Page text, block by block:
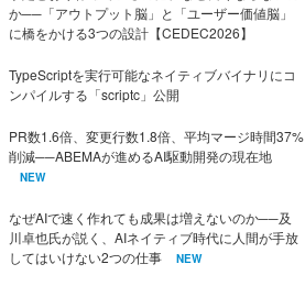
か──「アウトプット脳」と「ユーザー価値脳」
に橋をかける3つの設計【CEDEC2026】
TypeScriptを実行可能なネイティブバイナリにコ
ンパイルする「scriptc」公開
PR数1.6倍、変更行数1.8倍、平均マージ時間37%
削減──ABEMAが進めるAI駆動開発の現在地
NEW
なぜAIで速く作れても成果は増えないのか──及
川卓也氏が説く、AIネイティブ時代に人間が手放
してはいけない2つの仕事
NEW